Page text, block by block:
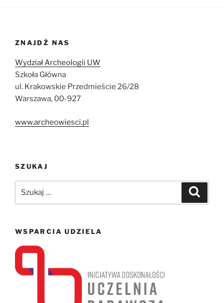
ZNAJDŹ NAS
Wydział Archeologii UW
Szkoła Główna
ul. Krakowskie Przedmieście 26/28
Warszawa, 00-927
www.archeowiesci.pl
SZUKAJ
WSPARCIA UDZIELA